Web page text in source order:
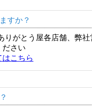
すか？
りがとう屋各店舗、弊
ださい
こちら